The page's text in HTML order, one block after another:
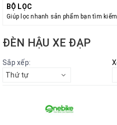
BỘ LỌC
Giúp lọc nhanh sản phẩm bạn tìm kiếm
ĐÈN HẬU XE ĐẠP
Sắp xếp:
Thứ tự